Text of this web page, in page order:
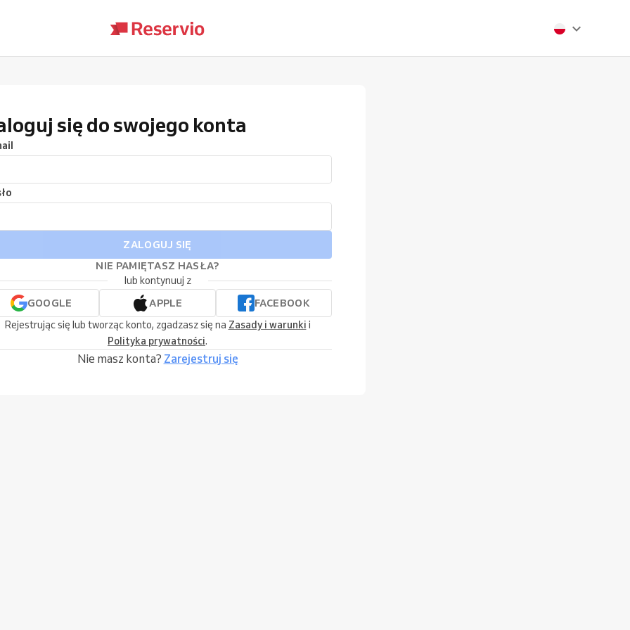
się do swojego konta
ZALOGUJ SIĘ
NIE PAMIĘTASZ HASŁA?
lub kontynuuj z
GOOGLE
APPLE
FACEBOOK
Rejestrując się lub tworząc konto, zgadzasz się na Zasady i warunki i
Polityka prywatności.
Nie masz konta? Zarejestruj się